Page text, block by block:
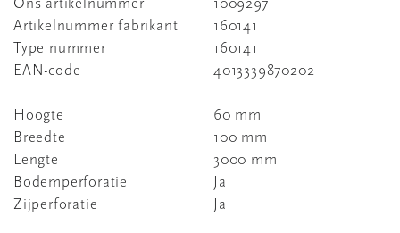
Ons artikelnummer
1009297
Artikelnummer fabrikant
160141
Type nummer
160141
EAN-code
4013339870202
Hoogte
60 mm
Breedte
100 mm
Lengte
3000 mm
Bodemperforatie
Ja
Zijperforatie
Ja